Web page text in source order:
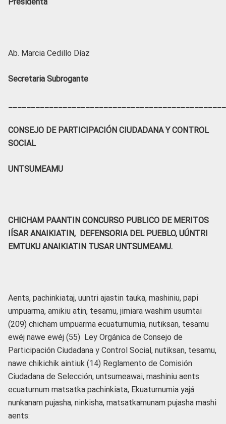
Ab. Marcia Cedillo Díaz
Secretaria Subrogante
CONSEJO DE PARTICIPACIÓN CIUDADANA Y CONTROL
SOCIAL
UNTSUMEAMU
CHICHAM PAANTIN CONCURSO PUBLICO DE MERITOS
IÍSAR ANAIKIATIN, DEFENSORIA DEL PUEBLO, UÚNTRI
EMTUKU ANAIKIATIN TUSAR UNTSUMEAMU.
Aents, pachinkiataj, uuntri ajastin tauka, mashiniu, papi
umpuarma, amikiu atin, tesamu, jimiara washim usumtai
(209) chicham umpuarma ecuaturnumia, nutiksan, tesamu
ewéj nawe ewéj (55) Ley Orgánica de Consejo de
Participación Ciudadana y Control Social, nutiksan, tesamu,
nawe chikichik aintiuk (14) Reglamento de Comisión
Ciudadana de Selección, untsumeawai, mashiniu aents
ecuaturnum matsatka pachinkiata, Ekuaturnumia yajá
nunkanam pujasha, ninkisha, matsatkamunam pujasha mashi
aents: